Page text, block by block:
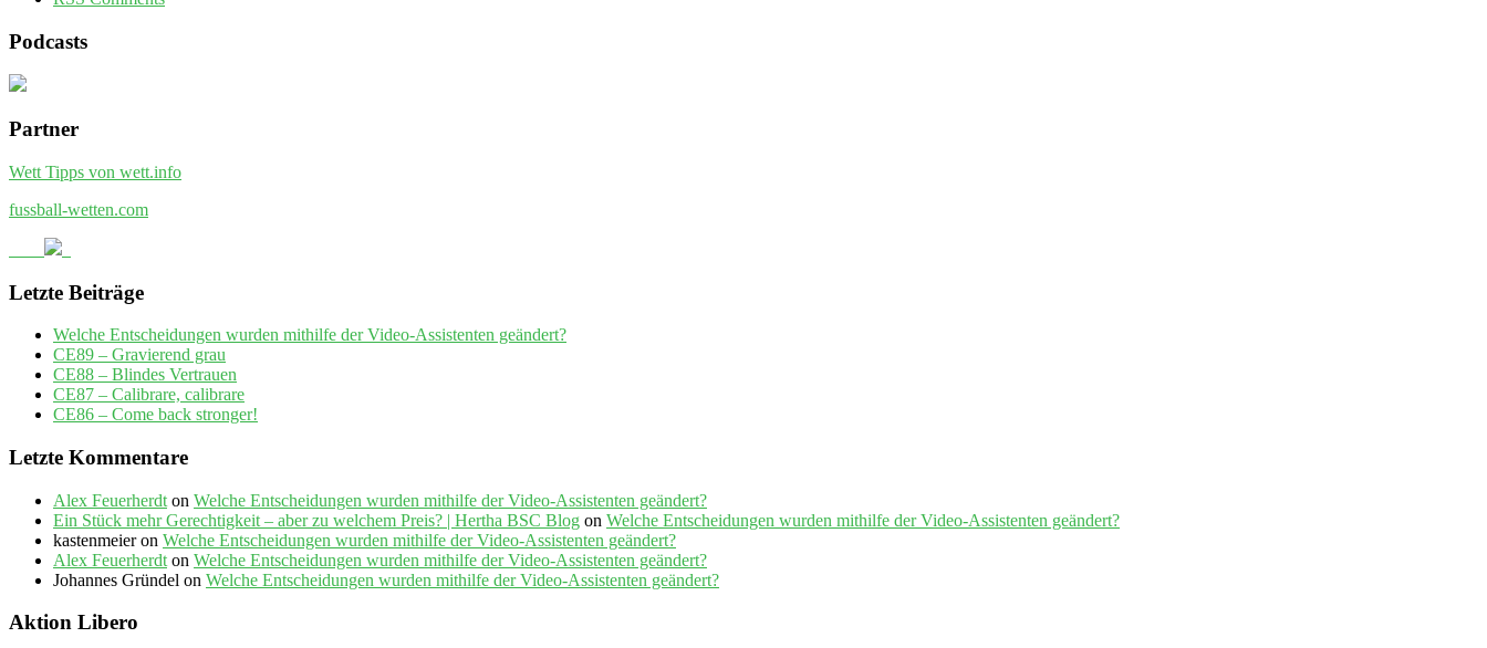
Podcasts
Partner
Wett Tipps von wett.info
fussball-wetten.com
Letzte Beiträge
Welche Entscheidungen wurden mithilfe der Video-Assistenten geändert?
CE89 – Gravierend grau
CE88 – Blindes Vertrauen
CE87 – Calibrare, calibrare
CE86 – Come back stronger!
Letzte Kommentare
Alex Feuerherdt on Welche Entscheidungen wurden mithilfe der Video-Assistenten geändert?
Ein Stück mehr Gerechtigkeit – aber zu welchem Preis? | Hertha BSC Blog on Welche Entscheidungen wurden mithilfe der Video-Assistenten geändert?
kastenmeieron Welche Entscheidungen wurden mithilfe der Video-Assistenten geändert?
Alex Feuerherdt on Welche Entscheidungen wurden mithilfe der Video-Assistenten geändert?
Johannes Gründel on Welche Entscheidungen wurden mithilfe der Video-Assistenten geändert?
Aktion Libero